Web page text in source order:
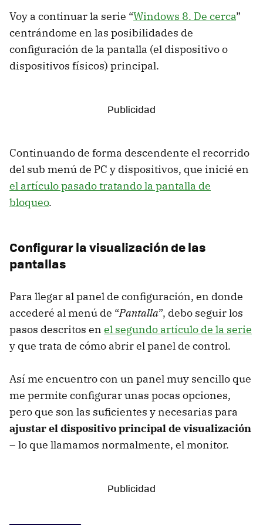
Voy a continuar la serie “Windows 8. De cerca”
centrándome en las posibilidades de
configuración de la pantalla (el dispositivo o
dispositivos físicos) principal.
Continuando de forma descendente el recorrido
del sub menú de PC y dispositivos, que inicié en
el artículo pasado tratando la pantalla de
bloqueo.
Configurar la visualización de las
pantallas
Para llegar al panel de configuración, en donde
accederé al menú de “Pantalla”, debo seguir los
pasos descritos en el segundo artículo de la serie
y que trata de cómo abrir el panel de control.
Así me encuentro con un panel muy sencillo que
me permite configurar unas pocas opciones,
pero que son las suficientes y necesarias para
ajustar el dispositivo principal de visualización
– lo que llamamos normalmente, el monitor.